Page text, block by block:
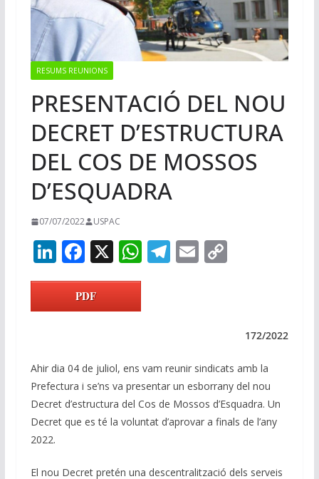
RESUMS REUNIONS
PRESENTACIÓ DEL NOU
DECRET D’ESTRUCTURA
DEL COS DE MOSSOS
D’ESQUADRA
07/07/2022 USPAC
Li
n
k
e
n
F
ac
e
b
o
k
X W
p
p
T
m
E C
n
k
PDF
172/2022
Ahir dia 04 de juliol, ens vam reunir sindicats amb la
Prefectura i se’ns va presentar un esborrany del nou
Decret d’estructura del Cos de Mossos d’Esquadra. Un
Decret que es té la voluntat d’aprovar a finals de l’any
2022.
El nou Decret pretén una descentralització dels serveis